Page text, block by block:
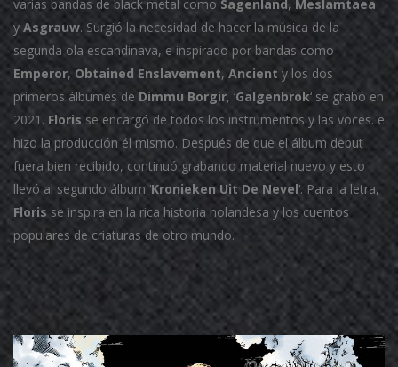
varias bandas de black metal como Sagenland, Meslamtaea
y Asgrauw. Surgió la necesidad de hacer la música de la
segunda ola escandinava, e inspirado por bandas como
Emperor, Obtained Enslavement, Ancient y los dos
primeros álbumes de Dimmu Borgir, ‘Galgenbrok‘ se grabó en
2021. Floris se encargó de todos los instrumentos y las voces. e
hizo la producción él mismo. Después de que el álbum debut
fuera bien recibido, continuó grabando material nuevo y esto
llevó al segundo álbum ‘Kronieken Uit De Nevel‘. Para la letra,
Floris se inspira en la rica historia holandesa y los cuentos
populares de criaturas de otro mundo.